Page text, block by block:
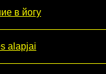
в йогу
alapjai